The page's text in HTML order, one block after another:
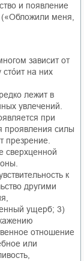
и появление
(«Обложили меня,
зависит от
стóит на них
лежит в
увлечений.
при
проявления силы
презрение.
сверхценной
к
другими
ущерб; 3)
отношение
или